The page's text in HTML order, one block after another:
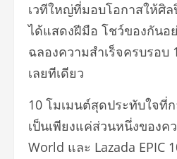
เวทีใหญ่ที่มอบโอกาสให้ศิ
ได้แสดงฝีมือ โชว์ของกันอ
ฉลองความสำเร็จครบรอบ
เลยทีเดียว
10 โมเมนต์สุดประทับใจที่
เป็นเพียงแค่ส่วนหนึ่งของค
World และ Lazada EPIC